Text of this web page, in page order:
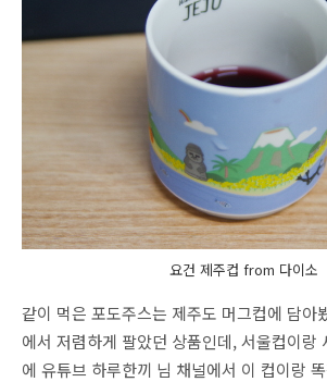
요건 제주컵 from 다이소
같이 먹은 포도주스는 제주도 머그컵에 담아
에서 저렴하게 팔았던 상품인데, 서울컵이랑
에 유튜브 하루한끼 님 채널에서 이 컵이랑